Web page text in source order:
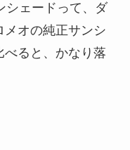
シェードって、ダ
オの純正サンシ
べると、かなり落